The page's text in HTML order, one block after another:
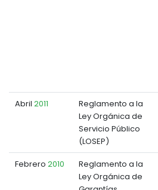
Abril 2011
Reglamento a la
Ley Orgánica de
Servicio Público
(LOSEP)
Febrero 2010
Reglamento a la
Ley Orgánica de